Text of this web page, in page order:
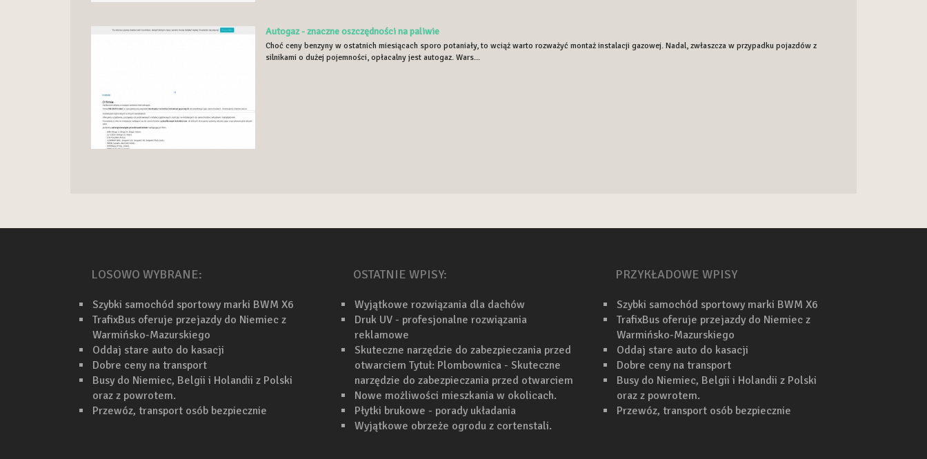
Autogaz - znaczne oszczędności na paliwie
Choć ceny benzyny w ostatnich miesiącach sporo potaniały, to wciąż warto rozważyć montaż instalacji gazowej. Nadal, zwłaszcza w przypadku pojazdów z
silnikami o dużej pojemności, opłacalny jest autogaz. Wars...
LOSOWO WYBRANE:
Szybki samochód sportowy marki BWM X6
TrafixBus oferuje przejazdy do Niemiec z
Warmińsko-Mazurskiego
Oddaj stare auto do kasacji
Dobre ceny na transport
Busy do Niemiec, Belgii i Holandii z Polski
oraz z powrotem.
Przewóz, transport osób bezpiecznie
OSTATNIE WPISY:
Wyjątkowe rozwiązania dla dachów
Druk UV - profesjonalne rozwiązania
reklamowe
Skuteczne narzędzie do zabezpieczania przed
otwarciem Tytuł: Plombownica - Skuteczne
narzędzie do zabezpieczania przed otwarciem
Nowe możliwości mieszkania w okolicach.
Płytki brukowe - porady układania
Wyjątkowe obrzeże ogrodu z cortenstali.
PRZYKŁADOWE WPISY
Szybki samochód sportowy marki BWM X6
TrafixBus oferuje przejazdy do Niemiec z
Warmińsko-Mazurskiego
Oddaj stare auto do kasacji
Dobre ceny na transport
Busy do Niemiec, Belgii i Holandii z Polski
oraz z powrotem.
Przewóz, transport osób bezpiecznie